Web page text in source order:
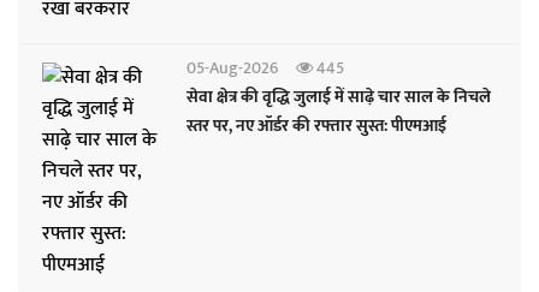
05-Aug-2026
445
सेवा क्षेत्र की वृद्धि जुलाई में साढ़े चार साल के निचले
स्तर पर, नए ऑर्डर की रफ्तार सुस्त: पीएमआई